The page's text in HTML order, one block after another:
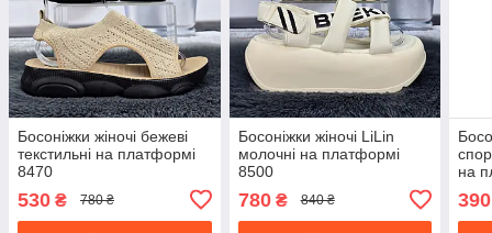
Босоніжки жіночі бежеві
текстильні на платформі
8470
530 ₴ 780 ₴
Босоніжки жіночі LiLin
молочні на платформі
8500
780₴ 840 ₴
на
390